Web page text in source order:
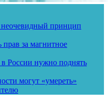
неочевидный принцип
за магнитное
России нужно поднять
могут «умереть»